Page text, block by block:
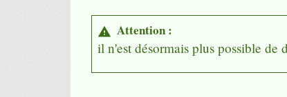
warning Attention :
il n'est désormais plus possible de